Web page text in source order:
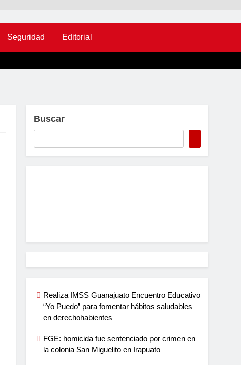
Seguridad Editorial
Buscar
Realiza IMSS Guanajuato Encuentro Educativo
“Yo Puedo” para fomentar hábitos saludables
en derechohabientes
FGE: homicida fue sentenciado por crimen en
la colonia San Miguelito en Irapuato